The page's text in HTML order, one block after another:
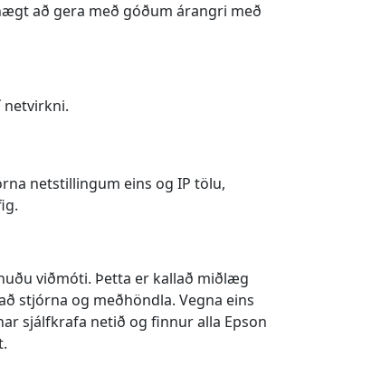
að gera með góðum árangri með
netstillingum eins og IP tölu,
viðmóti. Þetta er kallað miðlæg
stjórna og meðhöndla. Vegna eins
sjálfkrafa netið og finnur alla Epson